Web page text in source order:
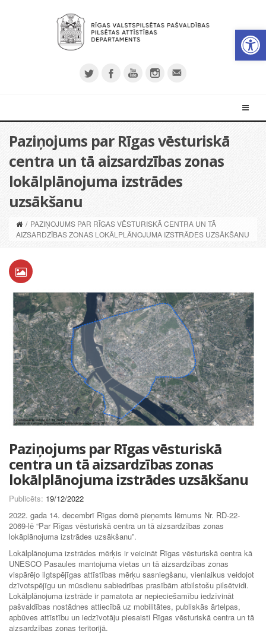
Paziņojums par Rīgas vēsturiskā
centra un tā aizsardzības zonas
lokālplānojuma izstrādes
uzsākšanu
/ PAZIŅOJUMS PAR RĪGAS VĒSTURISKĀ CENTRA UN TĀ
AIZSARDZĪBAS ZONAS LOKĀLPLĀNOJUMA IZSTRĀDES UZSĀKŠANU
Paziņojums par Rīgas vēsturiskā
centra un tā aizsardzības zonas
lokālplānojuma izstrādes uzsākšanu
Publicēts: 19/12/2022
2022. gada 14. decembrī Rīgas domē pieņemts lēmums Nr. RD-22-
2069-lē “Par Rīgas vēsturiskā centra un tā aizsardzības zonas
lokāplānojuma izstrādes uzsākšanu”.
Lokālplānojuma izstrādes mērķis ir veicināt Rīgas vēsturiskā centra kā
UNESCO Pasaules mantojuma vietas un tā aizsardzības zonas
vispārējo ilgtspējīgas attīstības mērķu sasniegšanu, vienlaikus veidojot
dzīvotspējīgu un mūsdienu sabiedrības prasībām atbilstošu pilsētvidi.
Lokālplānojuma izstrāde ir pamatota ar nepieciešamību iedzīvināt
pašvaldības nostādnes attiecībā uz mobilitātes, publiskās ārtelpas,
apbūves attīstību un iedzīvotāju piesaisti Rīgas vēsturiskā centra un tā
aizsardzības zonas teritorijā.